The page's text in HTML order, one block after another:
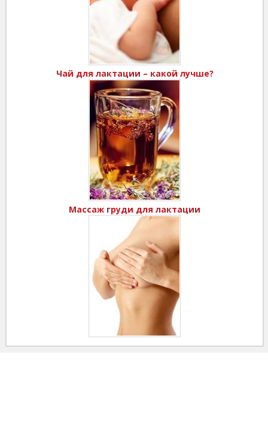
Чай для лактации – какой лучше?
Массаж груди для лактации